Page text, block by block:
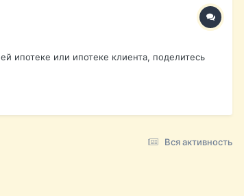
ипотеке или ипотеке клиента, поделитесь
Вся активность